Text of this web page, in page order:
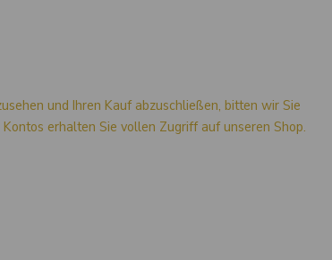
und Ihren Kauf abzuschließen, bitten wir Sie
erhalten Sie vollen Zugriff auf unseren Shop.